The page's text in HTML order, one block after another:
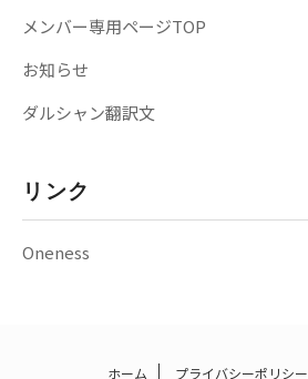
メンバー専用ページTOP
お知らせ
ダルシャン翻訳文
リンク
Oneness
ホーム プライバシーポリシー